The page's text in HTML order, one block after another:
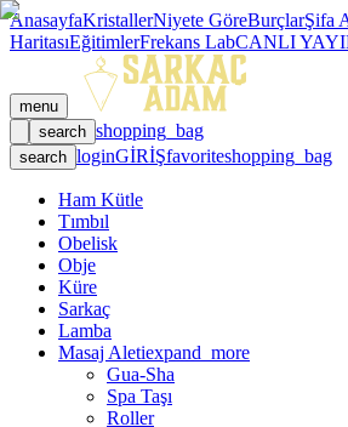
AnasayfaKristallerNiyete GöreBurçlarŞifa
HaritasıEğitimlerFrekans LabCANLI
menu
search shopping_bag
search loginGİRİŞfavoriteshopping_bag
Ham Kütle
Tımbıl
Obelisk
Obje
Küre
Sarkaç
Lamba
Masaj Aletiexpand_more
Gua-Sha
Spa Taşı
Roller